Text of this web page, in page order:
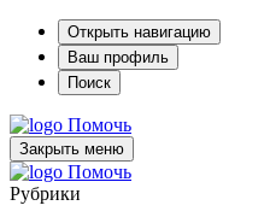
Открыть навигацию
Ваш профиль
Поиск
Помочь
Закрыть меню
Помочь
Рубрики